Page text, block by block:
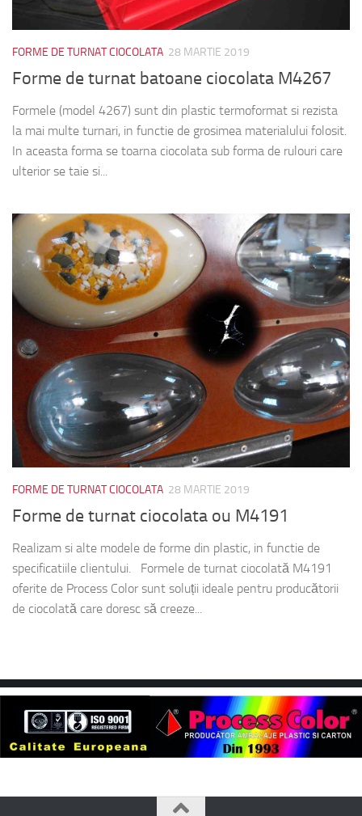
FORME DE TURNAT CIOCOLATA 28 MARTIE 2019
Forme de turnat batoane ciocolata M4267
Formele (model 4267) sunt din plastic termoformat si rezista
la mai multe turnari, in functie de grosimea materialului folosit.
In aceasta forma se toarna ciocolata sub forma de rulouri care
ulterior se taie si...
FORME DE TURNAT CIOCOLATA 28 MARTIE 2019
Forme de turnat ciocolata ou M4191
Realizam si alte modele de forme din plastic, in functie de
specificatiile clientului. Formele de turnat ciocolată M4191
oferite de Process Color sunt soluții ideale pentru producătorii
de ciocolată care doresc să creeze...